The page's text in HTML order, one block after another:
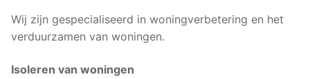
Wij zijn gespecialiseerd in woningverbetering en het
verduurzamen van woningen.
Isoleren van woningen